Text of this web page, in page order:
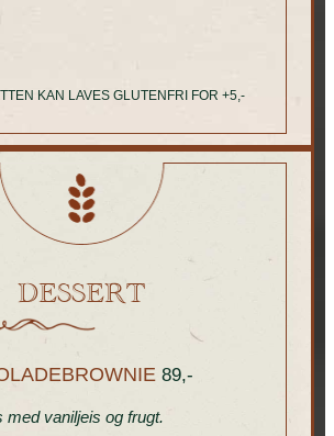
KAN LAVES GLUTENFRI FOR +5,-
DESSERT
89,-
med vaniljeis og frugt.